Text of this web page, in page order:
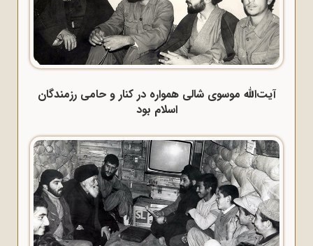
آیت‌الله موسوی شالی همواره در کنار و حامی رزمندگان
اسلام بود